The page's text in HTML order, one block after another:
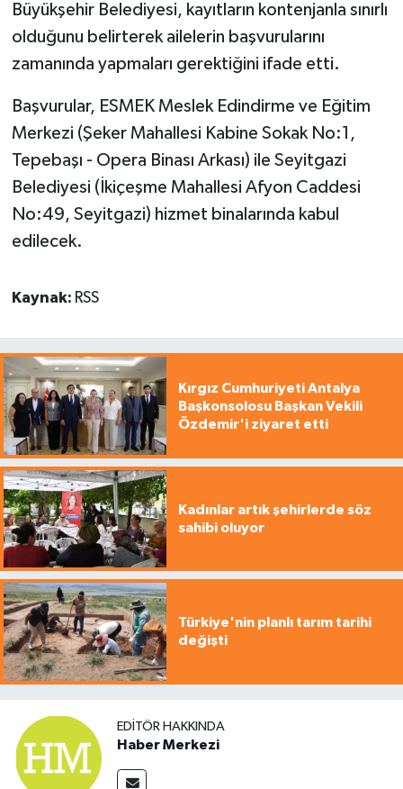
Büyükşehir Belediyesi, kayıtların kontenjanla sınırlı
olduğunu belirterek ailelerin başvurularını
zamanında yapmaları gerektiğini ifade etti.
Başvurular, ESMEK Meslek Edindirme ve Eğitim
Merkezi (Şeker Mahallesi Kabine Sokak No:1,
Tepebaşı - Opera Binası Arkası) ile Seyitgazi
Belediyesi (İkiçeşme Mahallesi Afyon Caddesi
No:49, Seyitgazi) hizmet binalarında kabul
edilecek.
Kaynak: RSS
Kırgız Cumhuriyeti Antalya
Başkonsolosu Başkan Vekili
Özdemir'i ziyaret etti
Kadınlar artık şehirlerde söz
sahibi oluyor
Türkiye'nin planlı tarım tarihi
değişti
EDITÖR HAKKINDA
Haber Merkezi